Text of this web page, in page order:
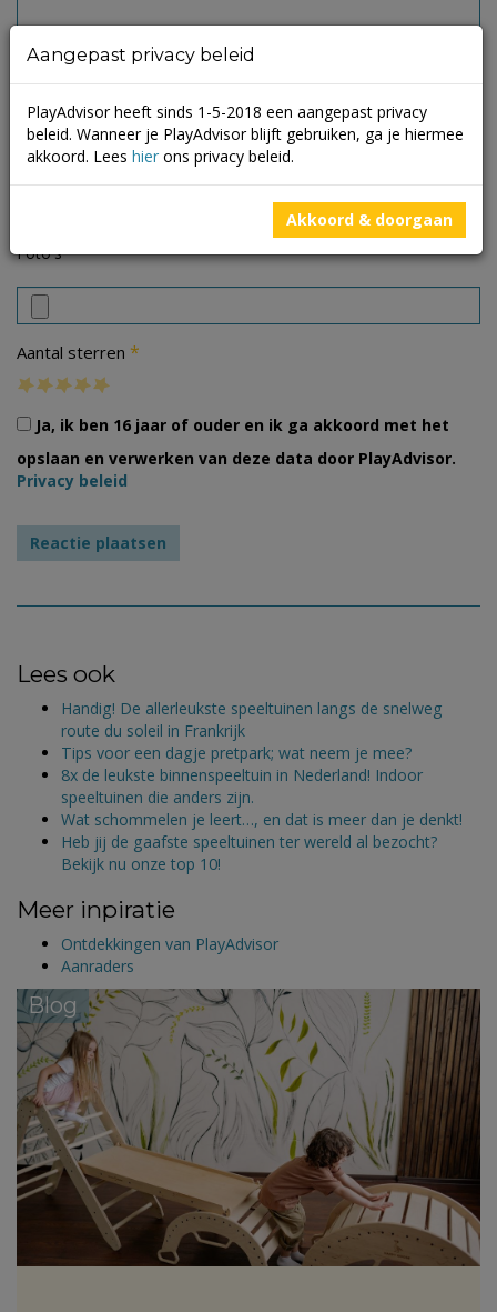
Foto's
Aantal sterren *
Ja, ik ben 16 jaar of ouder en ik ga akkoord met het
opslaan en verwerken van deze data door PlayAdvisor.
Privacy beleid
Lees ook
Handig! De allerleukste speeltuinen langs de snelweg
route du soleil in Frankrijk
Tips voor een dagje pretpark; wat neem je mee?
8x de leukste binnenspeeltuin in Nederland! Indoor
speeltuinen die anders zijn.
Wat schommelen je leert…, en dat is meer dan je denkt!
Heb jij de gaafste speeltuinen ter wereld al bezocht?
Bekijk nu onze top 10!
Meer inpiratie
Ontdekkingen van PlayAdvisor
Aanraders
Blog
Aangepast privacy beleid
PlayAdvisor heeft sinds 1-5-2018 een aangepast privacy
beleid. Wanneer je PlayAdvisor blijft gebruiken, ga je hiermee
akkoord. Lees hier ons privacy beleid.
Akkoord & doorgaan